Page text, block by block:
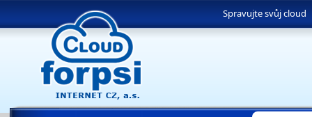
Spravujte svůj cloud